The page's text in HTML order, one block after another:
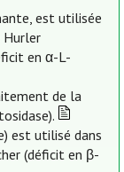
est utilisée
Hurler
en α-L-
de la
est utilisé dans
(déficit en β-